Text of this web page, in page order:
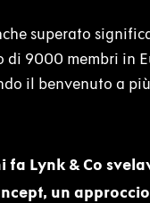
superato
di 9000 membri in
il benvenuto a
fa Lynk & Co
un